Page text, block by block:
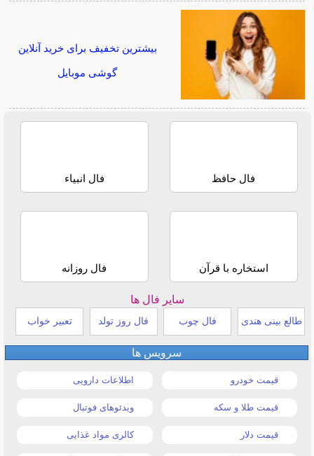
بیشترین تخفیف برای خرید آنلاین
گوشی موبایل
فال حافظ فال انبیاء
استخاره با قرآن فال روزانه
سایر فال ها
طالع بینی هندی فال چوب فال روز تولد تعبیر خواب
سرویس ها
قیمت خودرو اطلاعات دارویی
قیمت طلا و سکه ویدئوهای فوتبال
قیمت دلار کالری مواد غذایی